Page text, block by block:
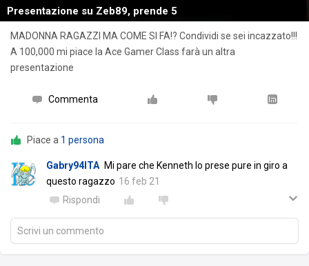
Presentazione su Zeb89, prende 5
MADONNA RAGAZZI MA COME SI FA!? Condividi se sei incazzato!!!
A 100,000 mi piace la Ace Gamer Class farà un altra
presentazione
Commenta
Piace a 1 persona
Gabry94ITA Mi pare che Kenneth lo prese pure in giro a
questo ragazzo 16 feb 21
Rispondi
Scrivi un commento